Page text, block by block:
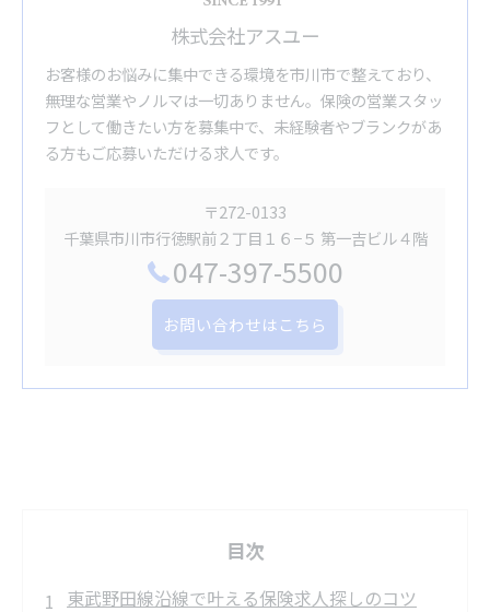
株式会社アスユー
お客様のお悩みに集中できる環境を市川市で整えており、
無理な営業やノルマは一切ありません。保険の営業スタッ
フとして働きたい方を募集中で、未経験者やブランクがあ
る方もご応募いただける求人です。
〒272-0133
千葉県市川市行徳駅前２丁目１６−５ 第一吉ビル４階
047-397-5500
お問い合わせはこちら
目次
東武野田線沿線で叶える保険求人探しのコツ